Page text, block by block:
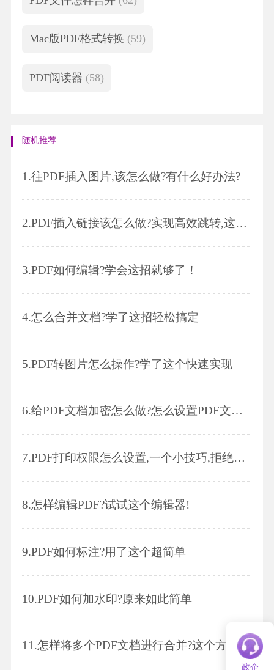
Mac版PDF格式转换 (59)
PDF阅读器 (58)
随机推荐
1.往PDF插入图片,该怎么做?有什么好办法?
2.PDF插入链接该怎么做?实现高效跳转,这招太重要了!
3.PDF如何编辑?学会这招就够了！
4.怎么合并文档?学了这招轻松搞定
5.PDF转图片怎么操作?学了这个快速实现
6.给PDF文档加密怎么做?怎么设置PDF文档打开密码?
7.PDF打印权限怎么设置,一个小技巧,拒绝纸质档流出!
8.怎样编辑PDF?试试这个编辑器!
9.PDF如何标注?用了这个超简单
10.PDF如何加水印?原来如此简单
11.怎样将多个PDF文档进行合并?这个方法一般人我不告诉他!
政企